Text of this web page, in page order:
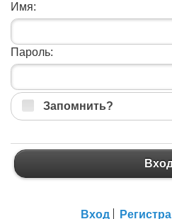
Имя:
Пароль:
Запомнить?
Вход